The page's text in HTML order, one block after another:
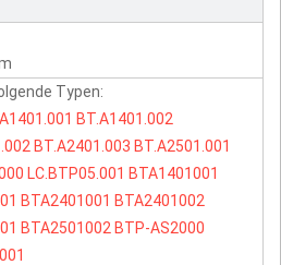
Typen:
BT.A1401.002
BT.A2401.003 BT.A2501.001
LC.BTP05.001 BTA1401001
BTA2401001 BTA2401002
BTA2501002 BTP-AS2000